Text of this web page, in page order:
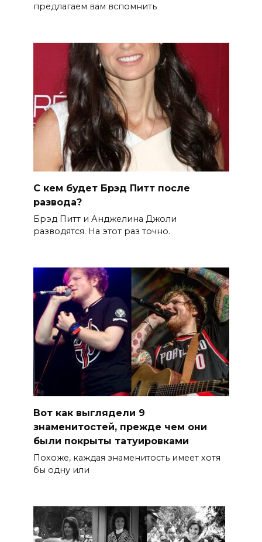
предлагаем вам вспомнить
С кем будет Брэд Питт после
развода?
Брэд Питт и Анджелина Джоли
разводятся. На этот раз точно.
Вот как выглядели 9
знаменитостей, прежде чем они
были покрыты татуировками
Похоже, каждая знаменитость имеет хотя
бы одну или